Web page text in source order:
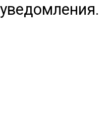
уведомления.